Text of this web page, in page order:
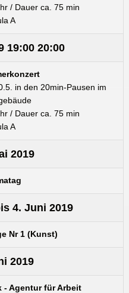
/ Dauer ca. 75 min
A
19:00 20:00
in den 20min-Pausen im
/ Dauer ca. 75 min
A
2019
4. Juni 2019
Nr 1 (Kunst)
2019
- Agentur für Arbeit